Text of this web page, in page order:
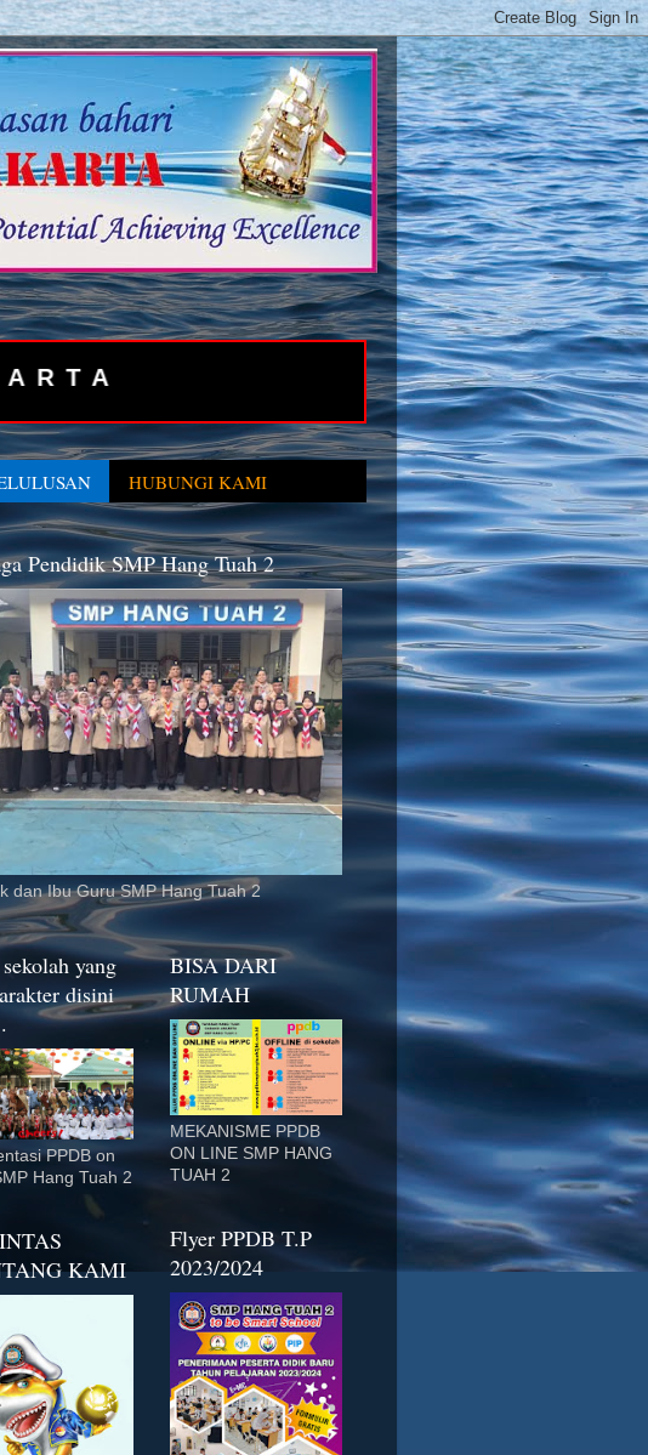
HUBUNGI KAMI
Pendidik SMP Hang Tuah 2
dan Ibu Guru SMP Hang Tuah 2
yang
disini
PPDB on
Hang Tuah 2
KAMI
BISA DARI
RUMAH
MEKANISME PPDB
ON LINE SMP HANG
TUAH 2
Flyer PPDB T.P
2023/2024